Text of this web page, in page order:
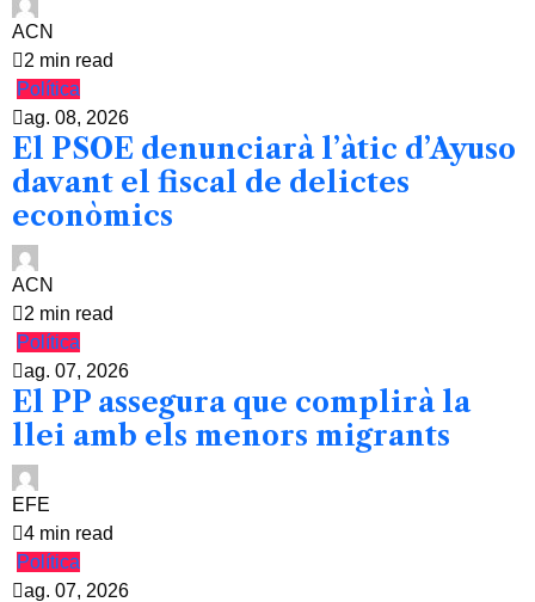
ACN
2 min read
Política
ag. 08, 2026
El PSOE denunciarà l’àtic d’Ayuso
davant el fiscal de delictes
econòmics
ACN
2 min read
Política
ag. 07, 2026
El PP assegura que complirà la
llei amb els menors migrants
EFE
4 min read
Política
ag. 07, 2026